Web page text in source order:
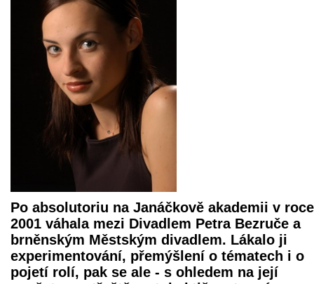
Po absolutoriu na Janáčkově akademii v roce
2001 váhala mezi Divadlem Petra Bezruče a
brněnským Městským divadlem. Lákalo ji
experimentování, přemýšlení o tématech i o
pojetí rolí, pak se ale - s ohledem na její